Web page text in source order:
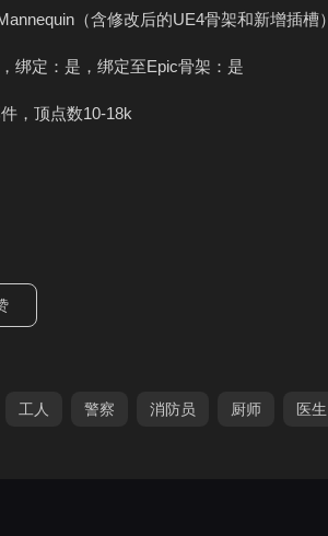
（含修改后的UE4骨架和新增插槽）
绑定：是，绑定至Epic骨架：是
，顶点数10-18k
工人 警察 消防员 厨师 医生